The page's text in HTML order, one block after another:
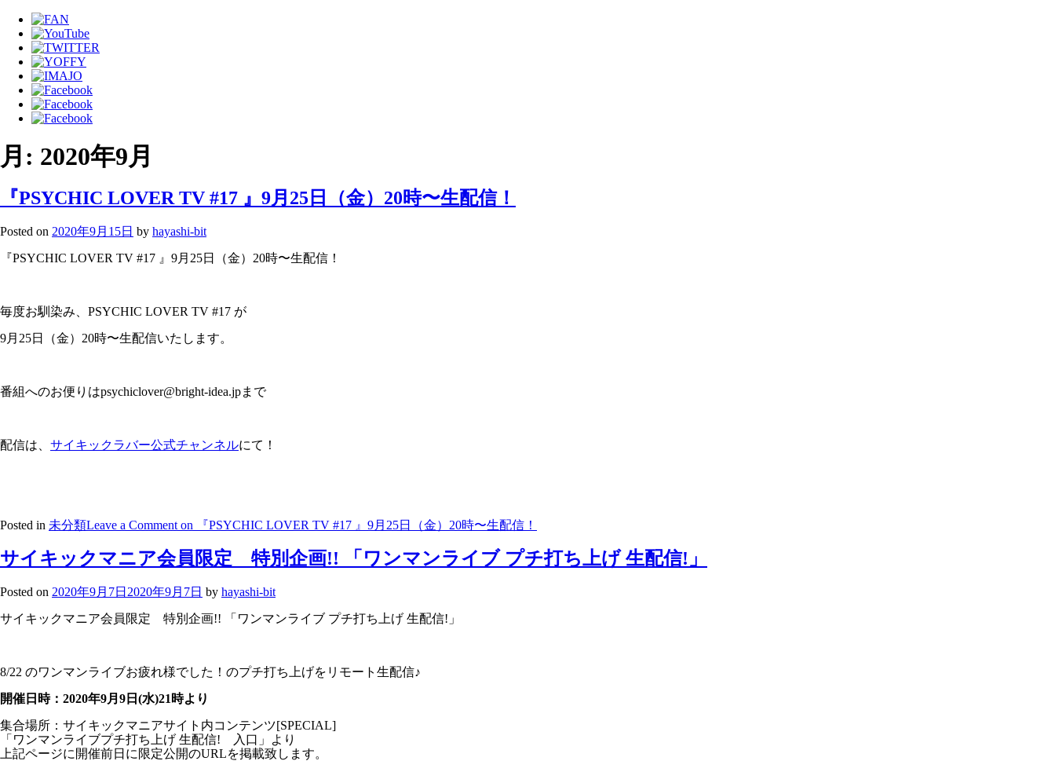
月: 2020年9月
『PSYCHIC LOVER TV #17 』9月25日（金）20時〜生配信！
Posted on 2020年9月15日 by hayashi-bit
『PSYCHIC LOVER TV #17 』9月25日（金）20時〜生配信！
毎度お馴染み、PSYCHIC LOVER TV #17 が
9月25日（金）20時〜生配信いたします。
番組へのお便りはpsychiclover@bright-idea.jpまで
配信は、 サイキックラバー公式チャンネルにて！
Posted in 未分類Leave a Comment on 『PSYCHIC LOVER TV #17 』9月25日（金）20時〜生配信！
サイキックマニア会員限定 特別企画!! 「ワンマンライブ プチ打ち上げ 生配信!」
Posted on 2020年9月7日 2020年9月7日 by hayashi-bit
サイキックマニア会員限定 特別企画!! 「ワンマンライブ プチ打ち上げ 生配信!」
8/22 のワンマンライブお疲れ様でした！のプチ打ち上げをリモート生配信♪
開催日時：2020年9月9日(水)21時より
集合場所：サイキックマニアサイト内コンテンツ[SPECIAL]
「ワンマンライブプチ打ち上げ 生配信! 入口」より
上記ページに開催前日に限定公開のURLを掲載致します。